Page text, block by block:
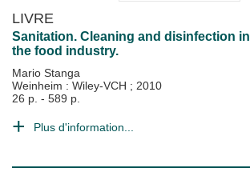
LIVRE
Sanitation. Cleaning and disinfection in
the food industry.
Mario Stanga
Weinheim : Wiley-VCH ; 2010
26 p. - 589 p.
Plus d'information...